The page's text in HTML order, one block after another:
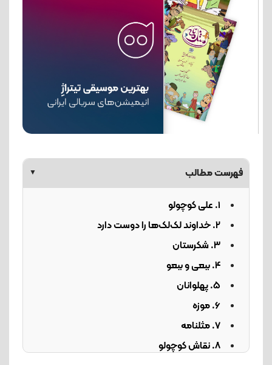
فهرست مطالب ▼
1. علی کوچولو
2. خداوند لک‌لک‌ها را دوست دارد
3. شکرستان
4. ببعی و ببعو
5. پهلوانان
6. موزه
7. مثلنامه
8. نقاش کوچولو